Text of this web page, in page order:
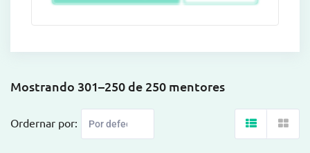
Mostrando 301–250 de 250 mentores
Ordernar por: